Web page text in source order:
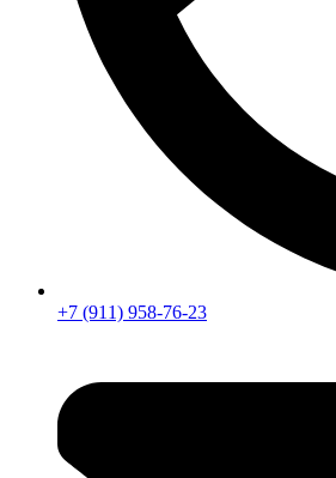
+7 (911) 958-76-23